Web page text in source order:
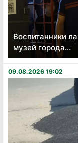
Воспитанники
музей города...
09.08.2026 19:02